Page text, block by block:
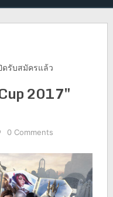
ดรับสมัครแล้ว
2017″
0 Comments